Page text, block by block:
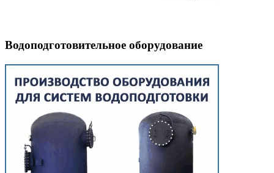
Водоподготовительное оборудование